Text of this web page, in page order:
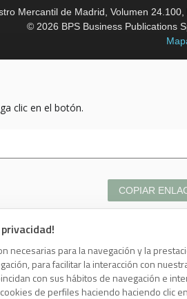
necesarias para la navegación y la
para facilitar la interacción con
con sus hábitos de navegación e
de perfiles haciendo haciendo clic en
Mercantil de Madrid, Volumen
© 2026 BPS Business Publications
clic en el botón.
COPIAR
clic en el botón.